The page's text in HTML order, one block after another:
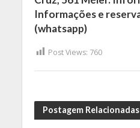
Informações e
(whatsapp)
Post Views: 760
Postagem Relacionadas